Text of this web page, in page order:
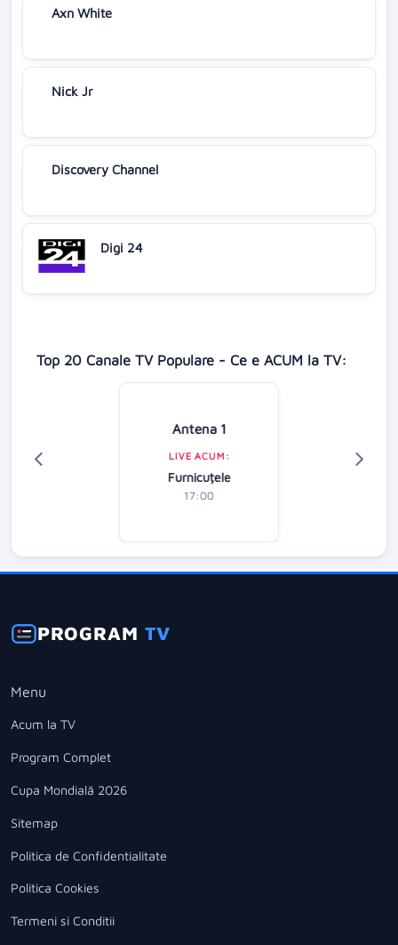
Axn White
Nick Jr
Discovery Channel
Digi 24
Top 20 Canale TV Populare - Ce e ACUM la TV:
Antena 1
LIVE ACUM:
Furnicuțele
17:00
PROGRAMTV
Menu
Acum la TV
Program Complet
Cupa Mondială 2026
Sitemap
Politica de Confidentialitate
Politica Cookies
Termeni si Conditii